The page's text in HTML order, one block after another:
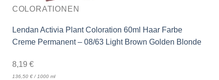
COLORATIONEN
Lendan Activia Plant Coloration 60ml Haar Farbe
Creme Permanent – 08/63 Light Brown Golden Blonde
8,19 €
136,50 €/ 1000 ml